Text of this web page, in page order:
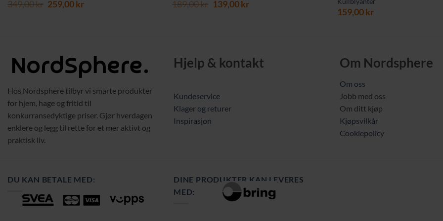
349,00kr Opprinnelig
259,00krNåværende
189,00kr Opprinnelig
139,00krNåværende
159,00kr
Hos Nordsphere tilbyr vi smarte produkter
for hjem, hage og fritid til
konkurransedyktige priser. Gjør hverdagen
enklere og legg til rette for et mer aktivt og
praktisk liv.
Hjelp & kontakt
Kundeservice
Klager og returer
Inspirasjon
Om Nordsphere
Om oss
Jobb med oss
Om ditt kjøp
Kjøpsvilkår
Cookiepolicy
DU KAN BETALE MED:
DINE PRODUKTER KAN LEVERES
MED: